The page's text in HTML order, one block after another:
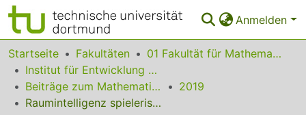
Anmelden
Bereiche & Sammlungen
Das gesamte Repositorium
Statistiken
Startseite Fakultäten
01 Fakultät für Mathematik
Institut für Entwicklung und Erforschung des Mathematikunterrichts
Beiträge zum Mathematikunterricht
2019
Raumintelligenz spielerisch-virtuell unter Beweis stellen